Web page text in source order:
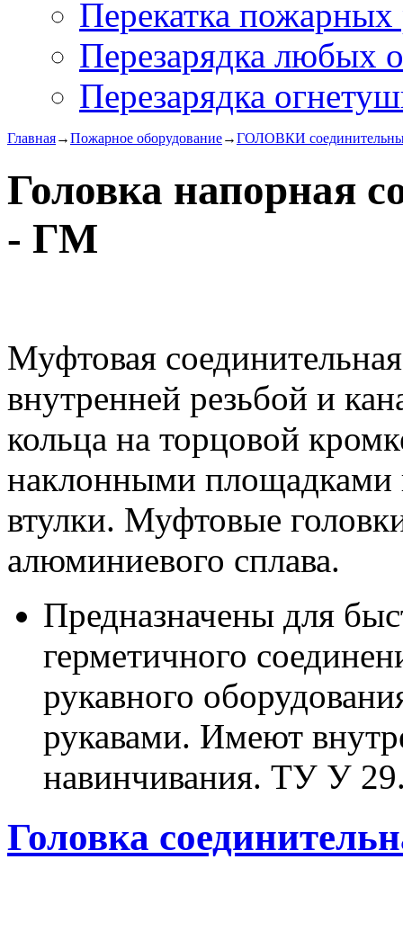
Перекатка пожарных
Перезарядка любых
Перезарядка
Главная→Пожарное оборудование→ГОЛОВКИ
Головка напорная
- ГМ
Муфтовая
внутренней резьбой и
кольца на торцовой
наклонными площадками
втулки. Муфтовые
алюминиевого сплава.
Предназначены для
герметичного
рукавного
рукавами. Имеют
навинчивания. ТУ У
Головка